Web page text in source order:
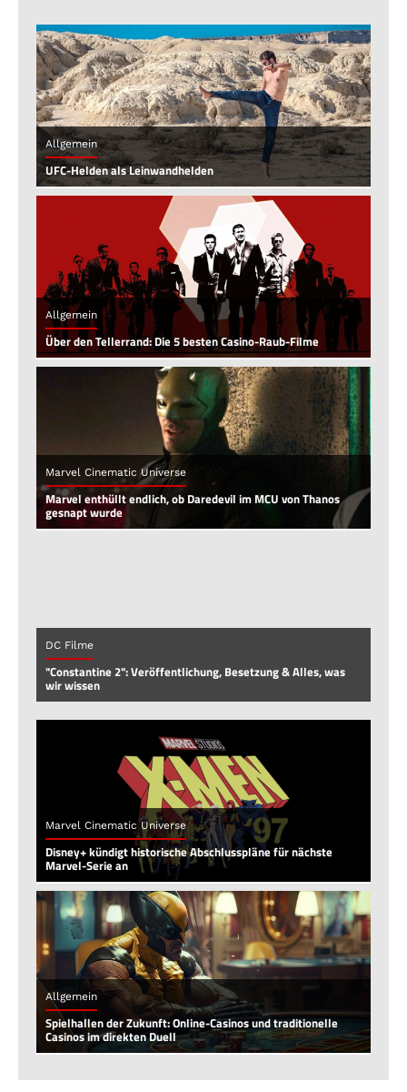
Allgemein
UFC-Helden als Leinwandhelden
Allgemein
Über den Tellerrand: Die 5 besten Casino-Raub-Filme
Marvel Cinematic Universe
Marvel enthüllt endlich, ob Daredevil im MCU von Thanos
gesnapt wurde
DC Filme
"Constantine 2": Veröffentlichung, Besetzung & Alles, was
wir wissen
Marvel Cinematic Universe
Disney+ kündigt historische Abschlusspläne für nächste
Marvel-Serie an
Allgemein
Spielhallen der Zukunft: Online-Casinos und traditionelle
Casinos im direkten Duell